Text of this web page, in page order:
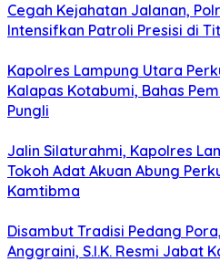
Cegah Kejahatan Jalanan,
Intensifkan Patroli Presisi di
Kapolres Lampung Utara
Kalapas Kotabumi, Bahas
Pungli
Jalin Silaturahmi, Kapolres
Tokoh Adat Akuan Abung
Kamtibma
Disambut Tradisi Pedang
Anggraini, S.I.K. Resmi Jabat